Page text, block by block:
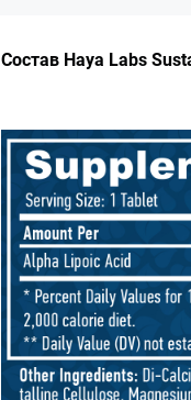
Состав Haya Labs